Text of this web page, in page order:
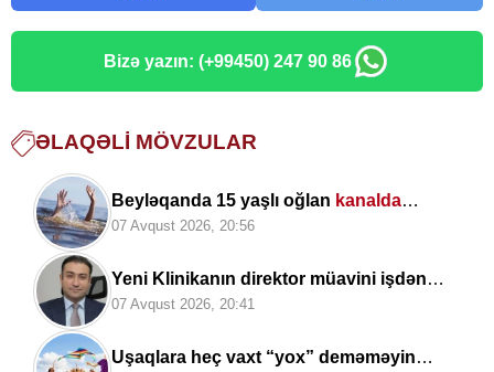
Bizə yazın: (+99450) 247 90 86
ƏLAQƏLI MÖVZULAR
Beyləqanda 15 yaşlı oğlan kanalda
boğulub
07 Avqust 2026, 20:56
Yeni Klinikanın direktor müavini işdən
çıxarıldı -FOTO
07 Avqust 2026, 20:41
Uşaqlara heç vaxt “yox” deməməyin